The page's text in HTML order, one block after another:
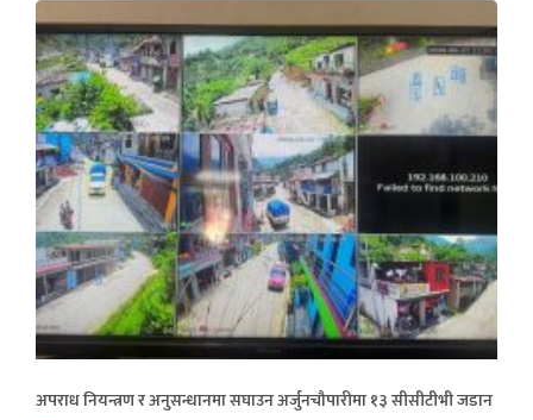
अपराध नियन्त्रण र अनुसन्धानमा सघाउन अर्जुनचौपारीमा १३ सीसीटीभी जडान